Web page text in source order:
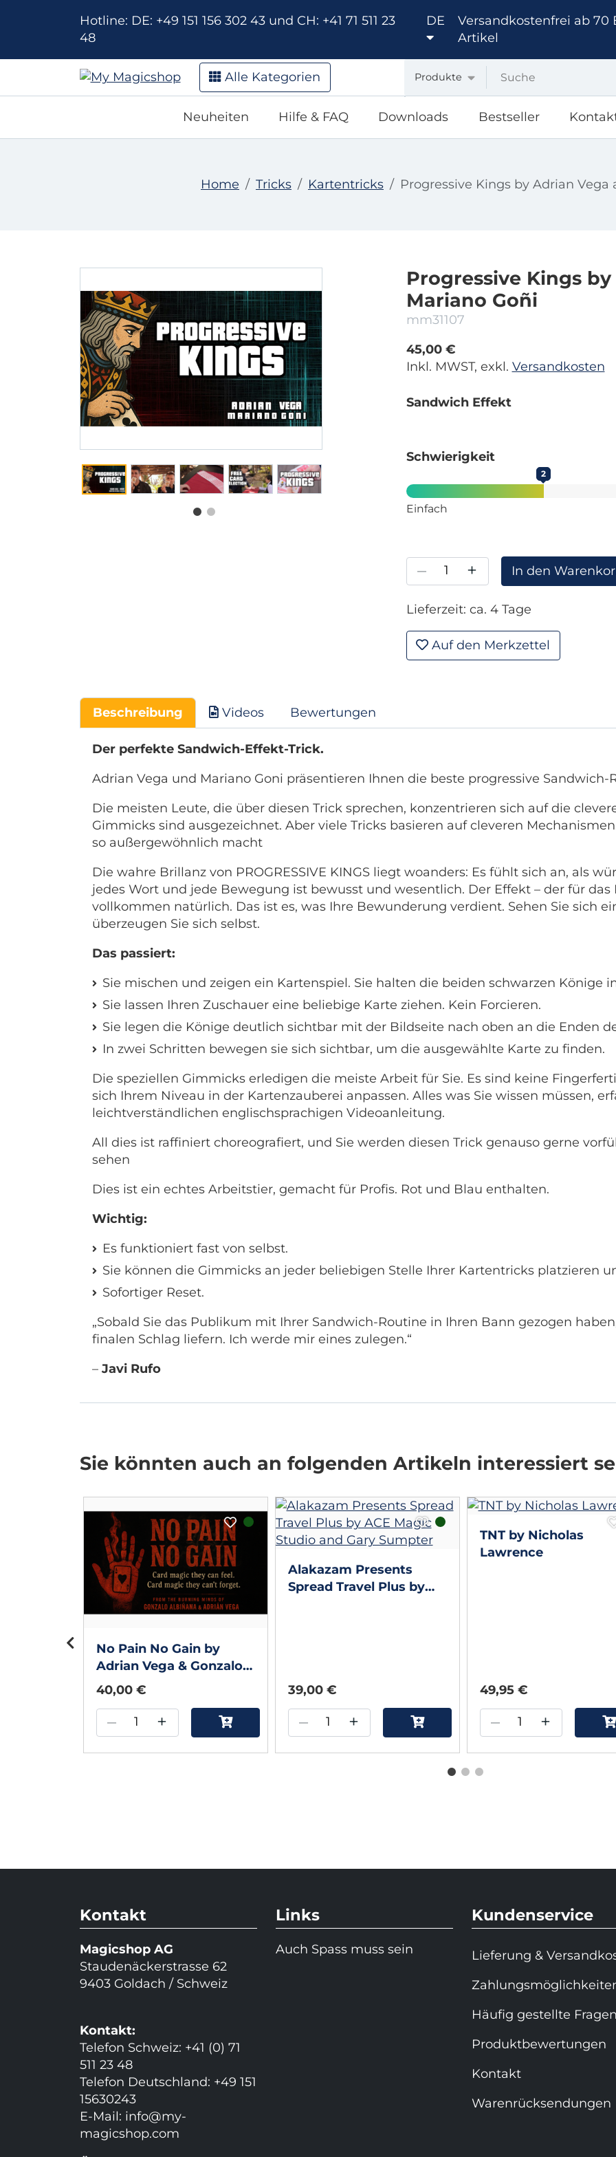
Hotline: DE: +49 151 156 302 43 und CH: +41 71 511 23
48
DE
Versandkostenfrei ab 70
Artikel
Alle Kategorien Produkte
Neuheiten Hilfe & FAQ Downloads Bestseller
Home Tricks Kartentricks Progressive Kings by Adrian Vega
Progressive Kings
Mariano Goñi
mm31107
45,00 €
Inkl. MWST, exkl. Versandkosten
Sandwich Effekt
Schwierigkeit
2
Einfach
– + In den
Lieferzeit: ca. 4 Tage
Auf den Merkzettel
Beschreibung Videos Bewertungen
Der perfekte Sandwich-Effekt-Trick.
Adrian Vega und Mariano Goni präsentieren Ihnen die beste progressive Sandwich-
Die meisten Leute, die über diesen Trick sprechen, konzentrieren sich auf die
Gimmicks sind ausgezeichnet. Aber viele Tricks basieren auf cleveren
so außergewöhnlich macht
Die wahre Brillanz von PROGRESSIVE KINGS liegt woanders: Es fühlt sich an, als
jedes Wort und jede Bewegung ist bewusst und wesentlich. Der Effekt – der für
vollkommen natürlich. Das ist es, was Ihre Bewunderung verdient. Sehen Sie sich
überzeugen Sie sich selbst.
Das passiert:
Sie mischen und zeigen ein Kartenspiel. Sie halten die beiden schwarzen Könige
Sie lassen Ihren Zuschauer eine beliebige Karte ziehen. Kein Forcieren.
Sie legen die Könige deutlich sichtbar mit der Bildseite nach oben an die Enden
In zwei Schritten bewegen sie sich sichtbar, um die ausgewählte Karte zu finden.
Die speziellen Gimmicks erledigen die meiste Arbeit für Sie. Es sind keine
sich Ihrem Niveau in der Kartenzauberei anpassen. Alles was Sie wissen müssen,
leichtverständlichen englischsprachigen Videoanleitung.
All dies ist raffiniert choreografiert, und Sie werden diesen Trick genauso gerne
sehen
Dies ist ein echtes Arbeitstier, gemacht für Profis. Rot und Blau enthalten.
Wichtig:
Es funktioniert fast von selbst.
Sie können die Gimmicks an jeder beliebigen Stelle Ihrer Kartentricks platzieren
Sofortiger Reset.
„Sobald Sie das Publikum mit Ihrer Sandwich-Routine in Ihren Bann gezogen
finalen Schlag liefern. Ich werde mir eines zulegen.“
– Javi Rufo
Sie könnten auch an folgenden Artikeln interessiert
No Pain No Gain by
Adrian Vega & Gonzalo
Albiñana
40,00 €
– +
Alakazam Presents
Spread Travel Plus by
39,00 €
– +
TNT by Nicholas
Lawrence
49,95 €
– +
Kontakt
Magicshop AG
Staudenäckerstrasse 62
9403 Goldach / Schweiz
Kontakt:
Telefon Schweiz: +41 (0) 71
511 23 48
Telefon Deutschland: +49 151
15630243
E-Mail: info@my-
magicshop.com
Links
Auch Spass muss sein
Kundenservice
Lieferung &
Häufig gestellte Fragen
Produktbewertungen
Kontakt
Warenrücksendungen